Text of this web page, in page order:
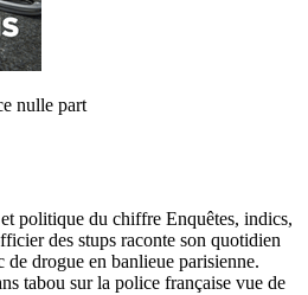
nulle part
politique du chiffre Enquêtes, indics,
des stups raconte son quotidien
de drogue en banlieue parisienne.
tabou sur la police française vue de